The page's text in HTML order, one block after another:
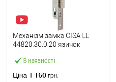
В наявності
Механізм замка CISA LL
44820.30.0.20 язичок
нержавіюча сталь
Ціна 1 160 грн.